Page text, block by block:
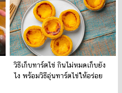
วิธีเก็บทาร์ตไข่ กินไม่หมดเก็บยัง
ไง พร้อมวิธีอุ่นทาร์ตไข่ให้อร่อย